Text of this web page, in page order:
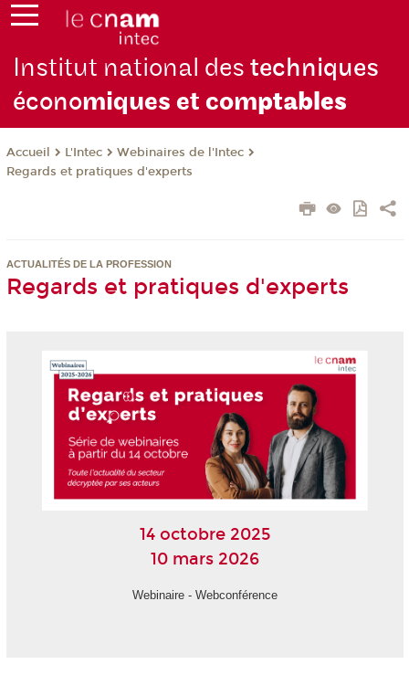
Institut national destechniques
économiques et comptables
Accueil L'Intec
Webinaires de l'Intec
Regards et pratiques d'experts
ACTUALITÉS DE LA PROFESSION
Regards et pratiques d'experts
14 octobre 2025
10 mars 2026
Webinaire - Webconférence